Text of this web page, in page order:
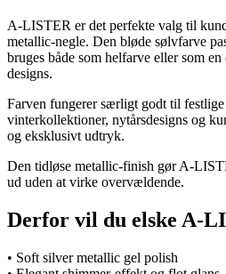
A-LISTER er det perfekte valg til
metallic-negle. Den bløde sølvfarve
bruges både som helfarve eller som
designs.
Farven fungerer særligt godt til
vinterkollektioner, nytårsdesigns og
og eksklusivt udtryk.
Den tidløse metallic-finish gør A-
ud uden at virke overvældende.
Derfor vil du elske A-
• Soft silver metallic gel polish